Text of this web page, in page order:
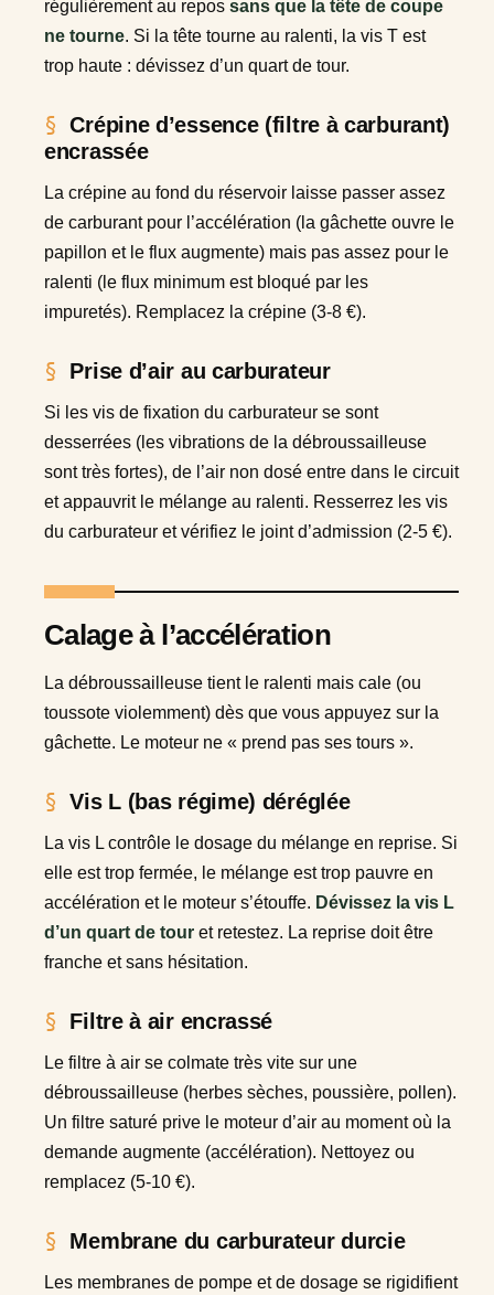
régulièrement au repos sans que la tête de coupe
ne tourne. Si la tête tourne au ralenti, la vis T est
trop haute : dévissez d’un quart de tour.
Crépine d’essence (filtre à carburant)
encrassée
La crépine au fond du réservoir laisse passer assez
de carburant pour l’accélération (la gâchette ouvre le
papillon et le flux augmente) mais pas assez pour le
ralenti (le flux minimum est bloqué par les
impuretés). Remplacez la crépine (3-8 €).
Prise d’air au carburateur
Si les vis de fixation du carburateur se sont
desserrées (les vibrations de la débroussailleuse
sont très fortes), de l’air non dosé entre dans le circuit
et appauvrit le mélange au ralenti. Resserrez les vis
du carburateur et vérifiez le joint d’admission (2-5 €).
Calage à l’accélération
La débroussailleuse tient le ralenti mais cale (ou
toussote violemment) dès que vous appuyez sur la
gâchette. Le moteur ne « prend pas ses tours ».
Vis L (bas régime) déréglée
La vis L contrôle le dosage du mélange en reprise. Si
elle est trop fermée, le mélange est trop pauvre en
accélération et le moteur s’étouffe. Dévissez la vis L
d’un quart de tour et retestez. La reprise doit être
franche et sans hésitation.
Filtre à air encrassé
Le filtre à air se colmate très vite sur une
débroussailleuse (herbes sèches, poussière, pollen).
Un filtre saturé prive le moteur d’air au moment où la
demande augmente (accélération). Nettoyez ou
remplacez (5-10 €).
Membrane du carburateur durcie
Les membranes de pompe et de dosage se rigidifient